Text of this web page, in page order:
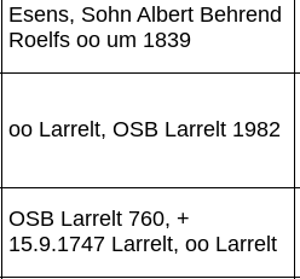
Esens, Sohn Albert Behrend
Roelfs oo um 1839
oo Larrelt, OSB Larrelt 1982
OSB Larrelt 760, +
15.9.1747 Larrelt, oo Larrelt